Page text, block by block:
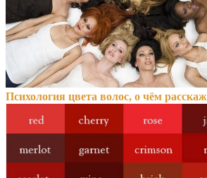
Психология цвета волос, о чём